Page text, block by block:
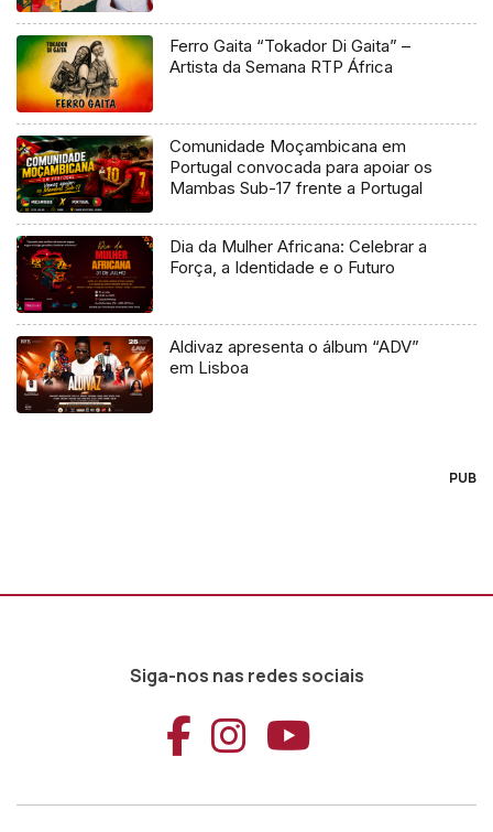
Ferro Gaita “Tokador Di Gaita” –
Artista da Semana RTP África
Comunidade Moçambicana em
Portugal convocada para apoiar os
Mambas Sub-17 frente a Portugal
Dia da Mulher Africana: Celebrar a
Força, a Identidade e o Futuro
Aldivaz apresenta o álbum “ADV”
em Lisboa
PUB
Siga-nos nas redes sociais
Aceder ao
Aceder ao
Aceder